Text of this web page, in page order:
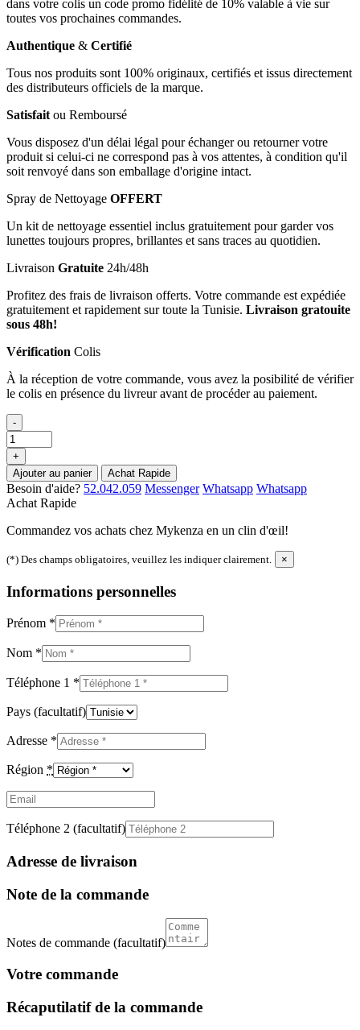
dans votre colis un code promo fidélité de 10% valable à vie sur
toutes vos prochaines commandes.
Authentique & Certifié
Tous nos produits sont 100% originaux, certifiés et issus directement
des distributeurs officiels de la marque.
Satisfait ou Remboursé
Vous disposez d'un délai légal pour échanger ou retourner votre
produit si celui-ci ne correspond pas à vos attentes, à condition qu'il
soit renvoyé dans son emballage d'origine intact.
Spray de Nettoyage OFFERT
Un kit de nettoyage essentiel inclus gratuitement pour garder vos
lunettes toujours propres, brillantes et sans traces au quotidien.
Livraison Gratuite 24h/48h
Profitez des frais de livraison offerts. Votre commande est expédiée
gratuitement et rapidement sur toute la Tunisie. Livraison gratouite
sous 48h!
Vérification Colis
À la réception de votre commande, vous avez la posibilité de vérifier
le colis en présence du livreur avant de procéder au paiement.
-
+
Ajouter au panier
Achat Rapide
Besoin d'aide? 52.042.059 Messenger Whatsapp Whatsapp
Achat Rapide
Commandez vos achats chez Mykenza en un clin d'œil!
(*) Des champs obligatoires, veuillez les indiquer clairement. ×
Informations personnelles
Prénom *
Nom *
Téléphone 1 *
Pays (facultatif)
Adresse *
Région *
Email
Téléphone 2 (facultatif)
Adresse de livraison
Note de la commande
Notes de commande (facultatif)
Votre commande
Récaputilatif de la commande